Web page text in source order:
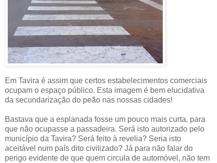
Em Tavira é assim que certos estabelecimentos comerciais
ocupam o espaço público. Esta imagem é bem elucidativa
da secundarização do peão nas nossas cidades!
Bastava que a esplanada fosse um pouco mais curta, para
que não ocupasse a passadeira. Será isto autorizado pelo
município da Tavira? Será feito à revelia? Seria isto
aceitável num país dito civilizado? Já para não falar do
perigo evidente de que quem circula de automóvel, não tem